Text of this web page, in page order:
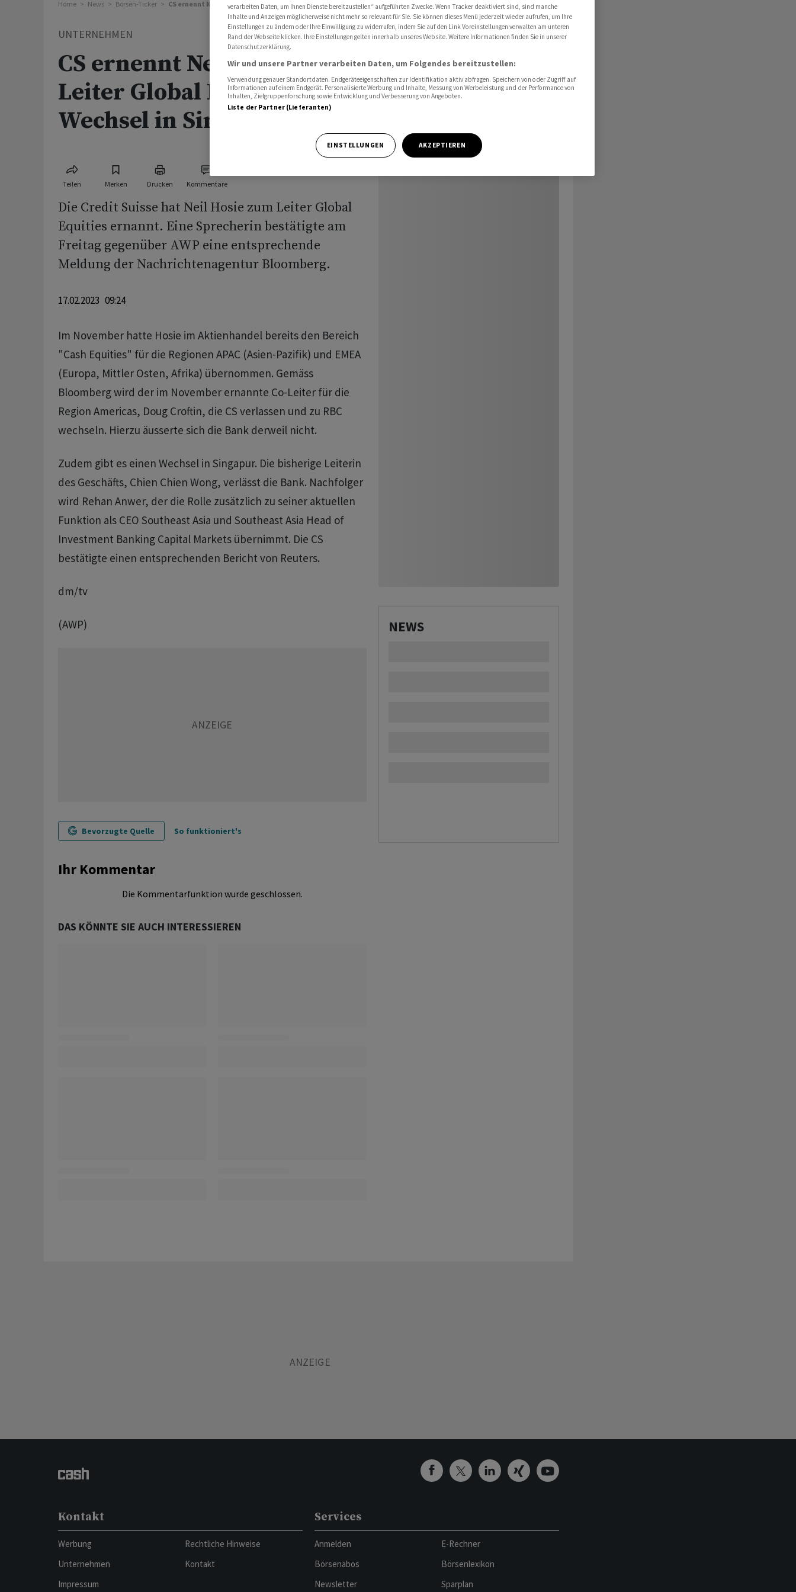
Home News Börsen-Ticker CS ernennt Neil Hosie zum Leiter Global Equities, Wechsel in Singapur
UNTERNEHMEN
CS ernennt Neil Hosie zum
Leiter Global Equities,
Wechsel in Singapur
Teilen Merken Drucken Kommentare
Die Credit Suisse hat Neil Hosie zum Leiter Global
Equities ernannt. Eine Sprecherin bestätigte am
Freitag gegenüber AWP eine entsprechende
Meldung der Nachrichtenagentur Bloomberg.
17.02.2023 09:24
Im November hatte Hosie im Aktienhandel bereits den Bereich
"Cash Equities" für die Regionen APAC (Asien-Pazifik) und EMEA
(Europa, Mittler Osten, Afrika) übernommen. Gemäss
Bloomberg wird der im November ernannte Co-Leiter für die
Region Americas, Doug Croftin, die CS verlassen und zu RBC
wechseln. Hierzu äusserte sich die Bank derweil nicht.
Zudem gibt es einen Wechsel in Singapur. Die bisherige Leiterin
des Geschäfts, Chien Chien Wong, verlässt die Bank. Nachfolger
wird Rehan Anwer, der die Rolle zusätzlich zu seiner aktuellen
Funktion als CEO Southeast Asia und Southeast Asia Head of
Investment Banking Capital Markets übernimmt. Die CS
bestätigte einen entsprechenden Bericht von Reuters.
dm/tv
(AWP)
Bevorzugte Quelle So funktioniert's
Ihr Kommentar
Die Kommentarfunktion wurde geschlossen.
DAS KÖNNTE SIE AUCH INTERESSIEREN
NEWS
Kontakt
Werbung
Unternehmen
Impressum
Rechtliche Hinweise
Kontakt
Services
Anmelden
Börsenabos
Newsletter
E-Rechner
Börsenlexikon
Sparplan
verarbeiten Daten, um Ihnen Dienste bereitzustellen“ aufgeführten Zwecke. Wenn Tracker deaktiviert sind, sind manche
Inhalte und Anzeigen möglicherweise nicht mehr so relevant für Sie. Sie können dieses Menü jederzeit wieder aufrufen, um Ihre
Einstellungen zu ändern oder Ihre Einwilligung zu widerrufen, indem Sie auf den Link Voreinstellungen verwalten am unteren
Rand der Webseite klicken. Ihre Einstellungen gelten innerhalb unseres Website. Weitere Informationen finden Sie in unserer
Datenschutzerklärung.
Wir und unsere Partner verarbeiten Daten, um Folgendes bereitzustellen:
Verwendung genauer Standortdaten. Endgeräteeigenschaften zur Identifikation aktiv abfragen. Speichern von oder Zugriff auf
Informationen auf einem Endgerät. Personalisierte Werbung und Inhalte, Messung von Werbeleistung und der Performance von
Inhalten, Zielgruppenforschung sowie Entwicklung und Verbesserung von Angeboten.
Liste der Partner (Lieferanten)
EINSTELLUNGEN AKZEPTIEREN